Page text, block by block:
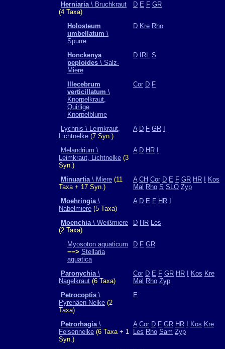
Herniaria\ Bruchkraut
(4 Taxa)
D E F GR
Holosteum
umbellatum \
Spurre
D Kre Rho
Honckenya
peploides \ Salz-
Miere
D IRL S
Illecebrum
verticillatum \
Knorpelkraut,
Quirlige
Knorpelblume
Cor D F
Lychnis \ Leimkraut,
Lichtnelke (7 Syn.)
A D F GR
Melandrium \
Leimkraut, Lichtnelke (3
Syn.)
A D HR
Minuartia\ Miere (11
Taxa + 17 Syn.)
A CH Cor D E F GR HR
Kos
Mal Rho S SLO Zyp
Moehringia\
Nabelmiere (5 Taxa)
A D E F HR
Moenchia\ Weißmiere
(2 Taxa)
D HR Les
Myosoton aquaticum
−−> Stellaria
aquatica
D F GR
Paronychia\
Nagelkraut (6 Taxa)
Cor D E F GR HR Kos Kre
Mal Rho Zyp
Petrocoptis \
Pyrenäen-Nelke (2
Taxa)
E
Petrorhagia\
Felsennelke (6 Taxa + 1
Syn.)
A Cor D F GR HR Kos Kre
Les Rho Sam Zyp